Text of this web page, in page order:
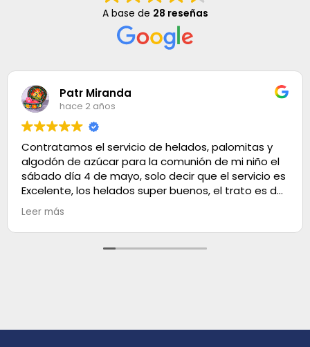
A base de 28 reseñas
Patr Miranda
hace 2 años
Contratamos el servicio de helados, palomitas y
algodón de azúcar para la comunión de mi niño el
sábado día 4 de mayo, solo decir que el servicio es
Excelente, los helados super buenos, el trato es de
100. Muchas gracias
Leer más